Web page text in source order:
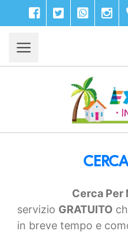
FacebookTwitter
Cerca Per
servizio GRATUITO
in breve tempo e